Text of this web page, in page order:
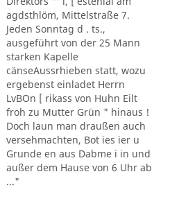
agdsthlöm, Mittelstraße 7.
Jeden Sonntag d . ts.,
ausgeführt von der 25 Mann
starken Kapelle
cänseAussrhieben statt, wozu
ergebenst einladet Herrn
LvBOn [ rikass von Huhn Eilt
froh zu Mutter Grün " hinaus !
Doch laun man draußen auch
versehmachten, Bot ies ier u
Grunde en aus Dabme i in und
außer dem Hause von 6 Uhr ab
..."